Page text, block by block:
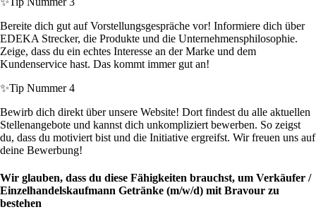
Bereite dich gut auf Vorstellungsgespräche vor! Informiere dich über
EDEKA Strecker, die Produkte und die Unternehmensphilosophie.
Zeige, dass du ein echtes Interesse an der Marke und dem
Kundenservice hast. Das kommt immer gut an!
✨Tip Nummer 4
Bewirb dich direkt über unsere Website! Dort findest du alle aktuellen
Stellenangebote und kannst dich unkompliziert bewerben. So zeigst
du, dass du motiviert bist und die Initiative ergreifst. Wir freuen uns auf
deine Bewerbung!
Wir glauben, dass du diese Fähigkeiten brauchst, um Verkäufer /
Einzelhandelskaufmann Getränke (m/w/d) mit Bravour zu
bestehen